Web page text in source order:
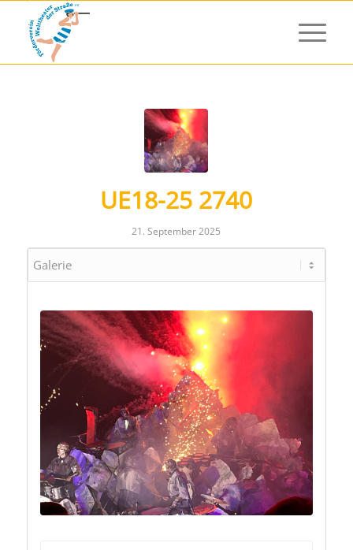
UE18-25 2740
21. September 2025